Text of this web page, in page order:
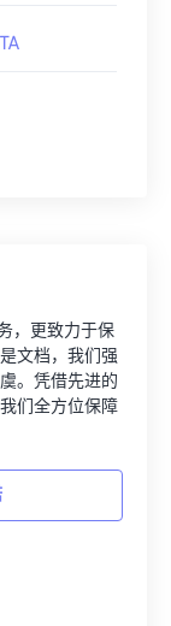
，更致力于保
文档，我们强
。凭借先进的
们全方位保障